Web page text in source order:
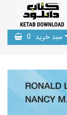
سبد خرید 0